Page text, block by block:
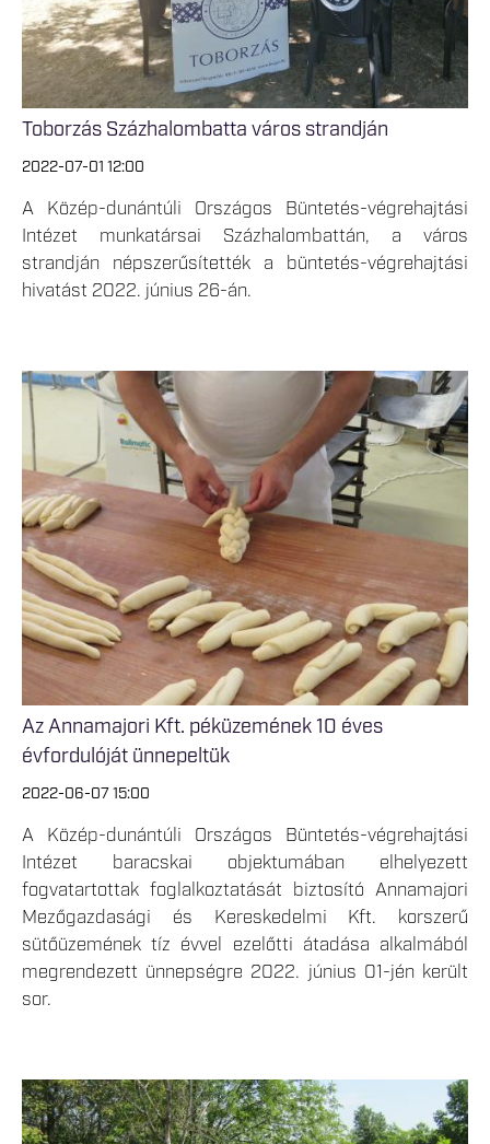
Toborzás Százhalombatta város strandján
2022-07-01 12:00
A Közép-dunántúli Országos Büntetés-végrehajtási
Intézet munkatársai Százhalombattán, a város
strandján népszerűsítették a büntetés-végrehajtási
hivatást 2022. június 26-án.
Az Annamajori Kft. péküzemének 10 éves
évfordulóját ünnepeltük
2022-06-07 15:00
A Közép-dunántúli Országos Büntetés-végrehajtási
Intézet baracskai objektumában elhelyezett
fogvatartottak foglalkoztatását biztosító Annamajori
Mezőgazdasági és Kereskedelmi Kft. korszerű
sütőüzemének tíz évvel ezelőtti átadása alkalmából
megrendezett ünnepségre 2022. június 01-jén került
sor.